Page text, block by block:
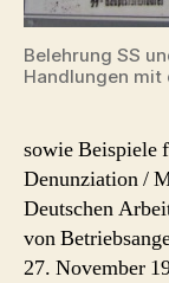
Belehrung SS
Handlungen mit
sowie Beispiele
Denunziation /
Deutschen
von
27. November